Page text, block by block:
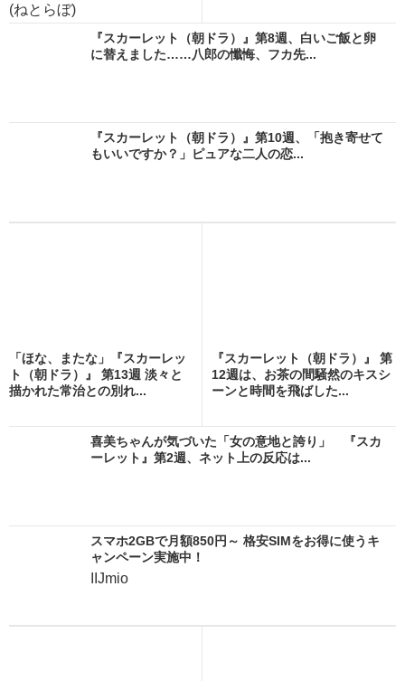
(ねとらぼ)
『スカーレット（朝ドラ）』第8週、白いご飯と卵
に替えました……八郎の懺悔、フカ先...
『スカーレット（朝ドラ）』第10週、「抱き寄せて
もいいですか？」ピュアな二人の恋...
「ほな、またな」『スカーレッ
ト（朝ドラ）』 第13週 淡々と
描かれた常治との別れ...
『スカーレット（朝ドラ）』 第
12週は、お茶の間騒然のキスシ
ーンと時間を飛ばした...
喜美ちゃんが気づいた「女の意地と誇り」 『スカ
ーレット』第2週、ネット上の反応は...
スマホ2GBで月額850円～ 格安SIMをお得に使うキ
ャンペーン実施中！
IIJmio